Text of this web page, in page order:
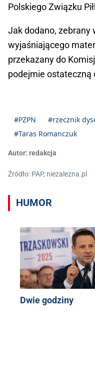
Polskiego Związku
Jak dodano, zebrany
wyjaśniającego
przekazany do
podejmie ostateczną
#PZPN #rzecznik
#Taras Romanczuk
Autor: redakcja
Źródło: PAP, niezalezna.pl
HUMOR
Dwie godziny